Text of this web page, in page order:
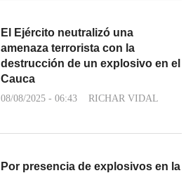
El Ejército neutralizó una
amenaza terrorista con la
destrucción de un explosivo en el
Cauca
08/08/2025 - 06:43 RICHAR VIDAL
Por presencia de explosivos en la